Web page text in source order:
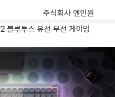
주식회사 엔인원
루투스 유선 무선 게이밍